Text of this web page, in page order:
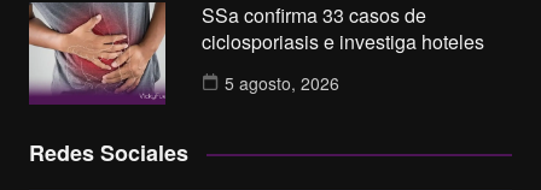
SSa confirma 33 casos de
ciclosporiasis e investiga hoteles
5 agosto, 2026
Redes Sociales